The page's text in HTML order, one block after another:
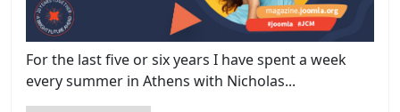
For the last five or six years I have spent a week
every summer in Athens with Nicholas...